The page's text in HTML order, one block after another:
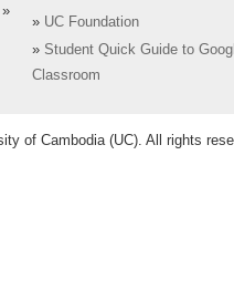
»
» UC Foundation
» Student Quick Guide to
Classroom
of Cambodia (UC). All rights